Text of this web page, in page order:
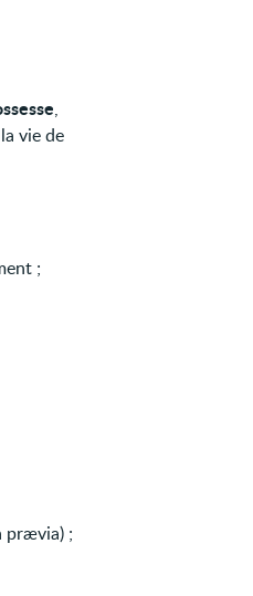
,
vie de
;
prævia) ;